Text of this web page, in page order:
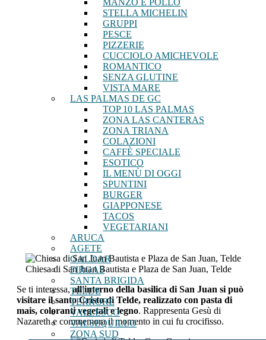
MANZO E POLLO
STELLA MICHELIN
GRUPPI
PESCE
PIZZERIE
CUCCIOLO AMICHEVOLE
ROMANTICO
SENZA GLUTINE
VISTA MARE
LAS PALMAS DE GC
TOP 10 LAS PALMAS
ZONA LAS CANTERAS
ZONA TRIANA
COLAZIONI
CAFFÈ SPECIALE
ESOTICO
IL MENÙ DI OGGI
SPUNTINI
BURGER
GIAPPONESE
TACOS
VEGETARIANI
ARUCA
AGETE
GALDAR
FIRGAS
SANTA BRIGIDA
TELDE
TERRORE
VALLESCO
VALSEQUILLO
ZONA SUD
Chiesa di San Juan Bautista e Plaza de San Juan, Telde
Se ti interessa,all'interno della basilica di San Juan si può
visitare il santo Cristo di Telde, realizzato con pasta di
mais, coloranti vegetali e legno. Rappresenta Gesù di
Nazareth e commemora il momento in cui fu crocifisso.